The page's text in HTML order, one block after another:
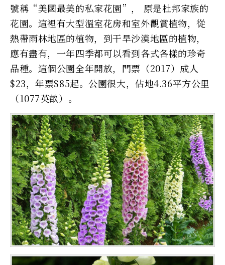
號稱“美國最美的私家花園”， 原是杜邦家族的
花園。這裡有大型溫室花房和室外觀賞植物，從
熱帶雨林地區的植物，到干旱沙漠地區的植物，
應有盡有，一年四季都可以看到各式各樣的珍奇
品種。這個公園全年開放，門票（2017）成人
$23，年票$85起。公園很大，佔地4.36平方公里
（1077英畝）。